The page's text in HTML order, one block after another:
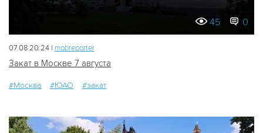
45 0
07.08 20:24 | mobreporter
Закат в Москве 7 августа
#Москва #ЮАО #закат